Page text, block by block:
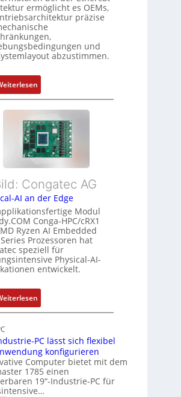
h
u
n
g
u
n
g
u
n
Z
u
s
t
a
n
d
ü
b
e
r
w
a
c
h
u
n
g
s
o
r
g
t
f
ü
r
m
e
h
r
i
s
t
u
n
g
ermöglicht es OEMs,
präzise
und
abzustimmen.
:
F
l
e
x
i
b
e
E
t
h
e
r
c
a
t
-
A
c
h
i
t
e
Congatec AG
AI an der Edge
Modul
Conga-HPC/cRX1
Ryzen AI Embedded
Prozessoren hat
speziell für
Physical-AI-
entwickelt.
:
P
s
i
c
a
PC lässt sich flexibel
konfigurieren
Computer bietet mit dem
1785 einen
19“-Industrie-PC für